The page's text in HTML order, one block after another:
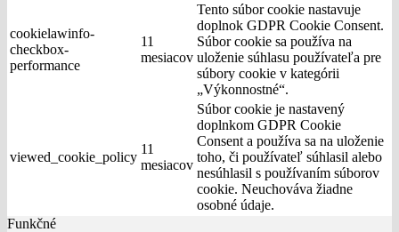
cookielawinfo-
checkbox-
performance
11
mesiacov
Tento súbor cookie nastavuje
doplnok GDPR Cookie Consent.
Súbor cookie sa používa na
uloženie súhlasu používateľa pre
súbory cookie v kategórii
„Výkonnostné“.
viewed_cookie_policy
11
mesiacov
Súbor cookie je nastavený
doplnkom GDPR Cookie
Consent a používa sa na uloženie
toho, či používateľ súhlasil alebo
nesúhlasil s používaním súborov
cookie. Neuchováva žiadne
osobné údaje.
Funkčné